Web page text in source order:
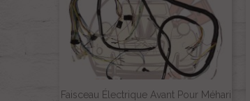
Faisceau Électrique Avant Pour Méhari